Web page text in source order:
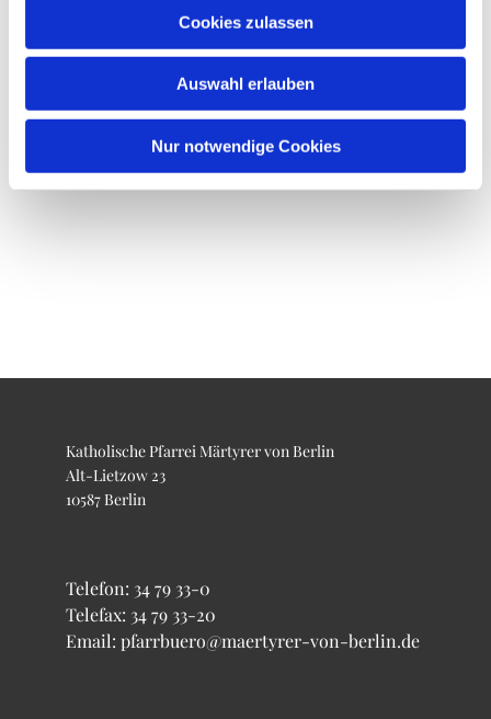
Cookies zulassen
Auswahl erlauben
Nur notwendige Cookies
Katholische Pfarrei Märtyrer von Berlin
Alt-Lietzow 23
10587 Berlin
Telefon: 34 79 33-0
Telefax: 34 79 33-20
Email: pfarrbuero@maertyrer-von-berlin.de